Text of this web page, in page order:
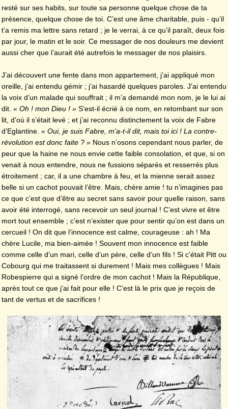
resté sur ses habits, sur toute sa personne quelque chose de ta
présence, quelque chose de toi. C’est une âme charitable, puis - qu’il
t’a remis ma lettre sans retard ; je le verrai, à ce qu’il paraît, deux fois
par jour, le matin et le soir. Ce messager de nos douleurs me devient
aussi cher que l’aurait été autrefois le messager de nos plaisirs.
J’ai découvert une fente dans mon appartement, j’ai appliqué mon
oreille, j’ai entendu gémir ; j’ai hasardé quelques paroles. J’ai entendu
la voix d’un malade qui souffrait ; il m’a demandé mon nom, je le lui ai
dit. « Oh ! mon Dieu ! » S’est-il écrié à ce nom, en retombant sur son
lit, d’où il s’était levé ; et j’ai reconnu distinctement la voix de Fabre
d’Eglantine. « Oui, je suis Fabre, m’a-t-il dit, mais toi ici ! La contre-
révolution est donc faite ? » Nous n’osons cependant nous parler, de
peur que la haine ne nous envie cette faible consolation, et que, si on
venait à nous entendre, nous ne fussions séparés et resserrés plus
étroitement ; car, il a une chambre à feu, et la mienne serait assez
belle si un cachot pouvait l’être. Mais, chère amie ! tu n’imagines pas
ce que c’est que d’être au secret sans savoir pour quelle raison, sans
avoir été interrogé, sans recevoir un seul journal ! C’est vivre et être
mort tout ensemble ; c’est n’exister que pour sentir qu’on est dans un
cercueil ! On dit que l’innocence est calme, courageuse : ah ! Ma
chère Lucile, ma bien-aimée ! Souvent mon innocence est faible
comme celle d’un mari, celle d’un père, celle d’un fils ! Si c’était Pitt ou
Cobourg qui me traitassent si durement ! Mais mes collègues ! Mais
Robespierre qui a signé l’ordre de mon cachot ! Mais la République,
après tout ce que j’ai fait pour elle ! C’est là le prix que je reçois de
tant de vertus et de sacrifices !